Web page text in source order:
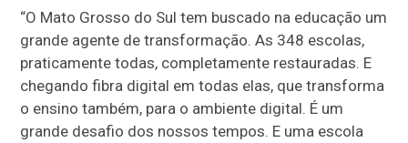
“O Mato Grosso do Sul tem buscado na educação um
grande agente de transformação. As 348 escolas,
praticamente todas, completamente restauradas. E
chegando fibra digital em todas elas, que transforma
o ensino também, para o ambiente digital. É um
grande desafio dos nossos tempos. E uma escola